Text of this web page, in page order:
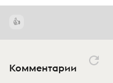
Комментарии